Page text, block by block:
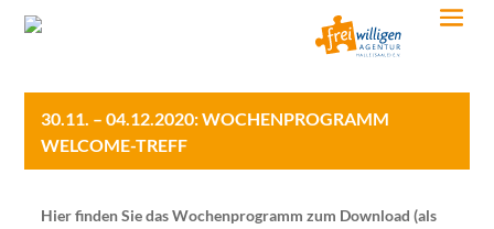
30.11. – 04.12.2020: WOCHENPROGRAMM
WELCOME-TREFF
Hier finden Sie das Wochenprogramm zum Download (als